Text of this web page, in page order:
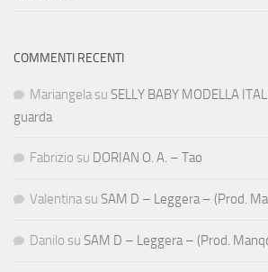
COMMENTI RECENTI
Mariangela su SELLY BABY MODELLA
guarda
Fabrizio su DORIAN O. A. – Tao
Valentina su SAM D – Leggera – (Prod.
Danilo su SAM D – Leggera – (Prod.